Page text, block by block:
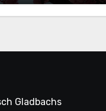
Gladbachs